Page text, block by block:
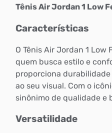
Tênis Air Jordan 1 Low
Características
O Tênis Air Jordan 1
quem busca estilo e
proporciona
ao seu visual. Com o
sinônimo de qualidade e
Versatilidade